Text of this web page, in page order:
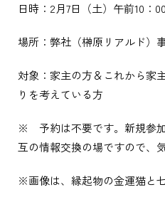
日時：2月7日（土）午前10：
場所：弊社（榊原リアルド）
対象：家主の方＆これから家
りを考えている方
※ 予約は不要です。新規参
互の情報交換の場ですので、
※画像は、縁起物の金運猫と